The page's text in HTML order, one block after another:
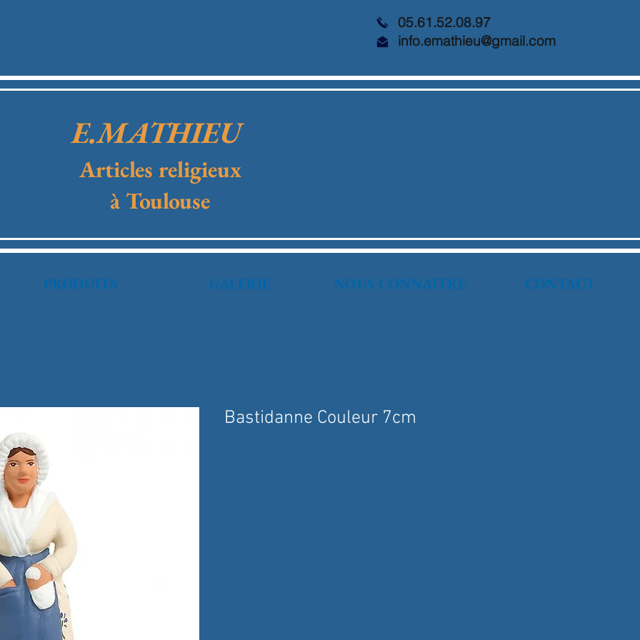
05.61.52.08.97
info.emathieu@gmail.com
E.MATHIEU
Articles religieux
à Toulouse
PRODUITS GALERIE NOUS CONNAITRE CONTACT
Bastidanne Couleur 7cm